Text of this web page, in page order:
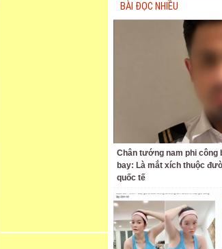
BÀI ĐỌC NHIỀU
Chân tướng nam phi công
bay: Là mắt xích thuộc
quốc tế